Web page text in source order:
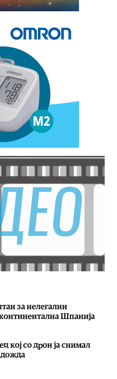
за нелегални
Шпанија
кој со дрон ја снимал